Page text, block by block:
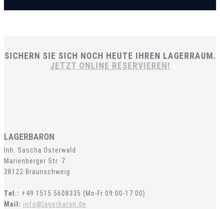
SICHERN SIE SICH NOCH HEUTE IHREN LAGERRAUM.
JETZT ONLINE RESERVIEREN!
LAGERBARON
Inh. Sascha Osterwald
Marienberger Str. 7
38122 Braunschweig
Tel.: +49 1515 5608335 (Mo-Fr 09:00-17:00)
Mail: info@lagerbaron.de